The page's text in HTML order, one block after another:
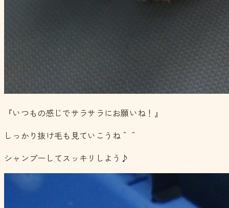
『いつもの感じでサラサラにお願いね！』
しっかり抜け毛も見ていこうね＾＾
シャンプーしてスッキリしよう♪